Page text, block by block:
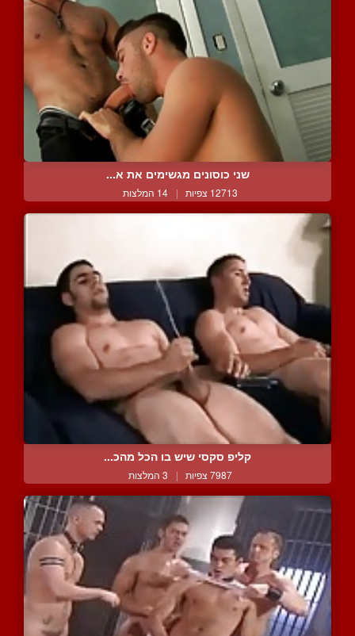
שני כוסונים מגשימים את א...
12713 צפיות | 14 המלצות
קליפ סקסי שיש בו הכל מהכ...
7987 צפיות | 3 המלצות